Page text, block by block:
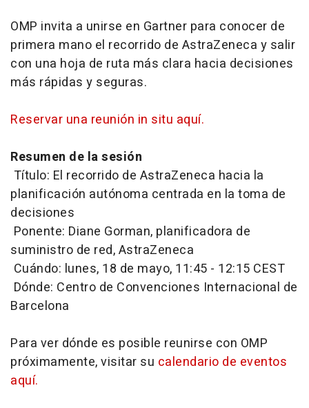
OMP invita a unirse en Gartner para conocer de
primera mano el recorrido de AstraZeneca y salir
con una hoja de ruta más clara hacia decisiones
más rápidas y seguras.
Reservar una reunión in situ aquí.
Resumen de la sesión
Título: El recorrido de AstraZeneca hacia la
planificación autónoma centrada en la toma de
decisiones
Ponente: Diane Gorman, planificadora de
suministro de red, AstraZeneca
Cuándo: lunes, 18 de mayo, 11:45 - 12:15 CEST
Dónde: Centro de Convenciones Internacional de
Barcelona
Para ver dónde es posible reunirse con OMP
próximamente, visitar su calendario de eventos
aquí.